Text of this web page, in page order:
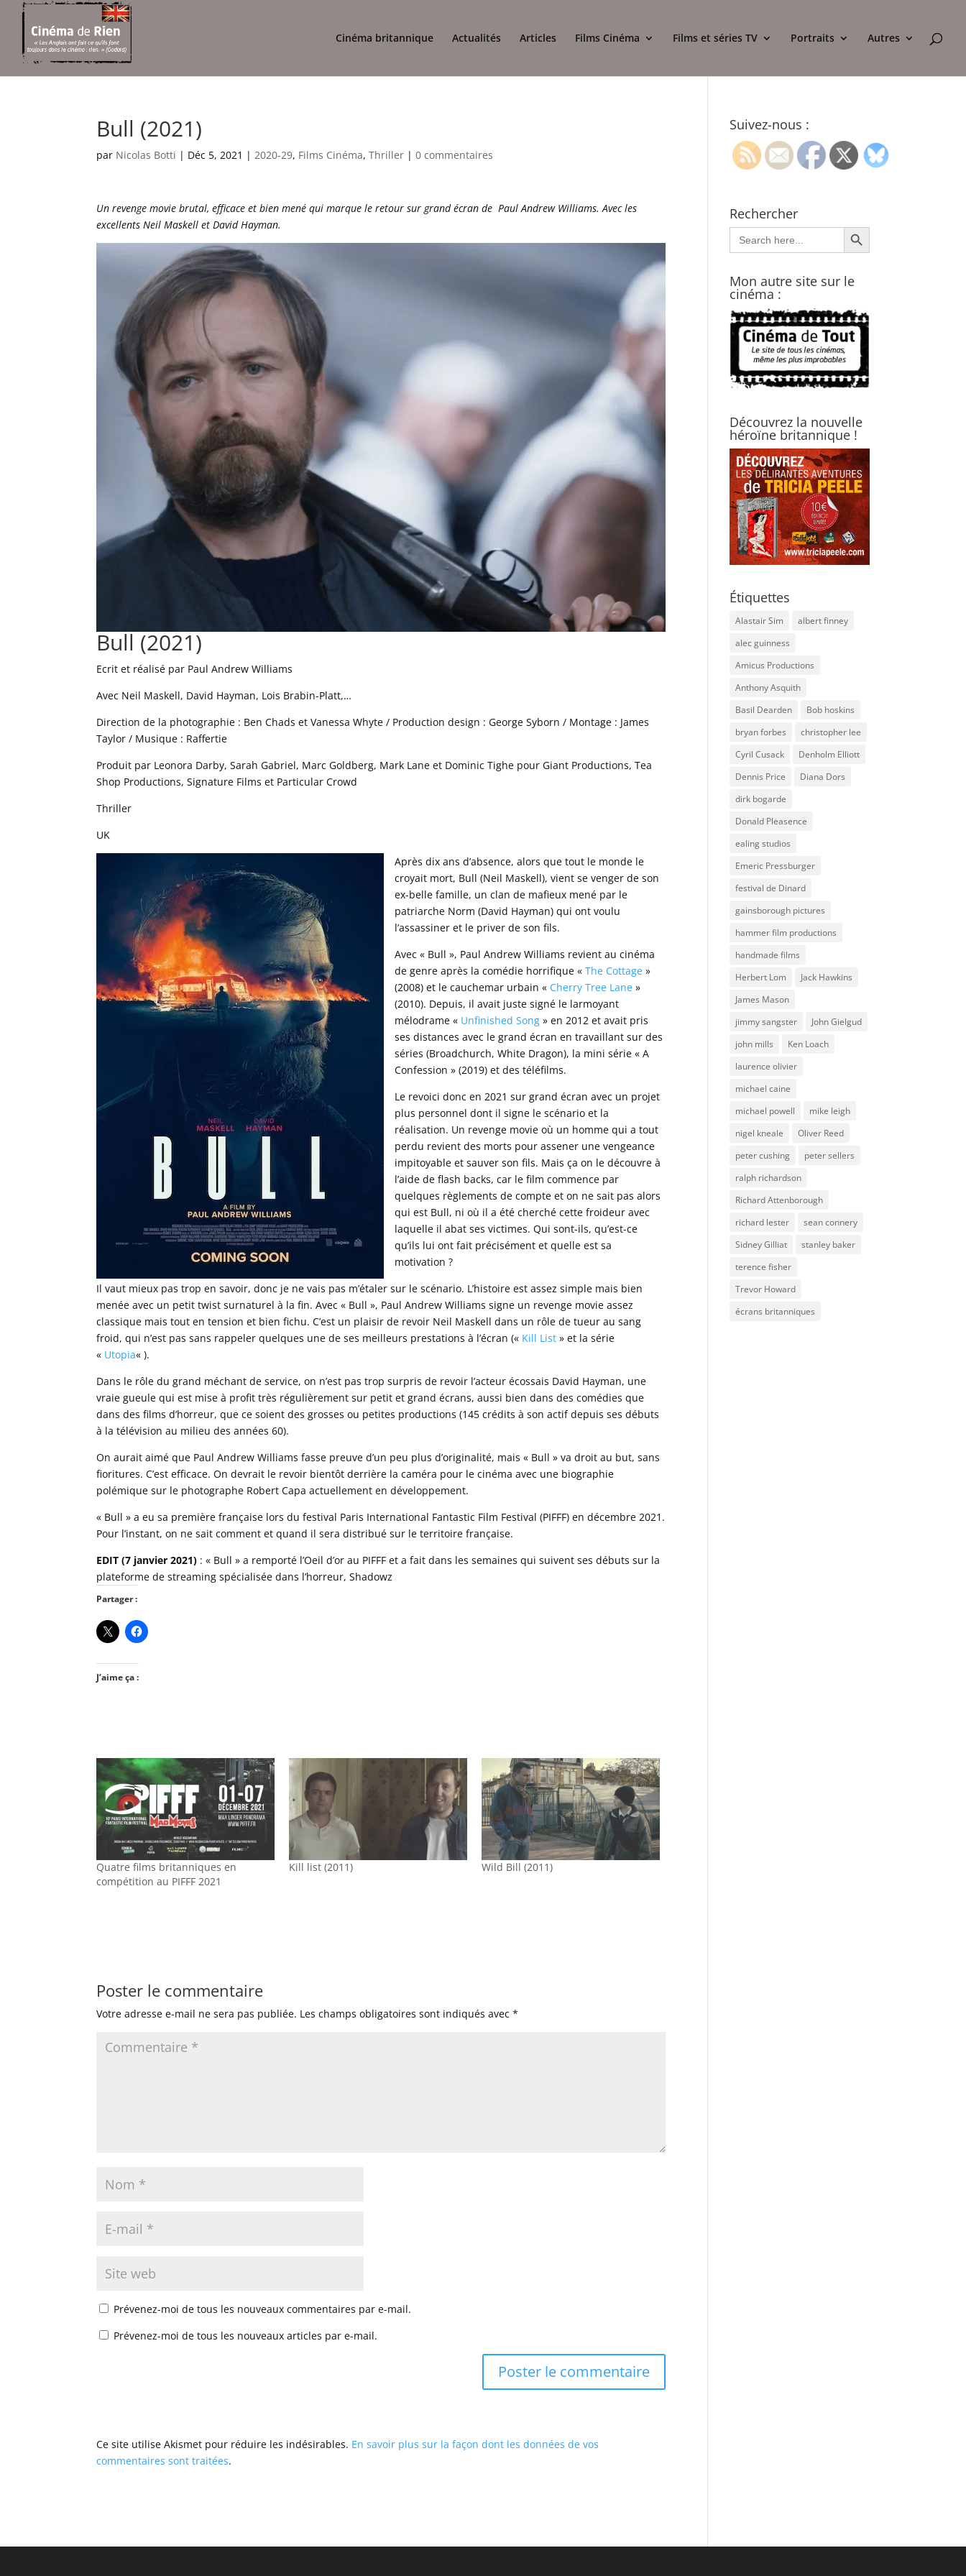
Cinéma britannique Actualités Articles Films Cinéma Films et séries TV Portraits Autres
Bull (2021)
par Nicolas Botti | Déc 5, 2021 |2020-29, Films Cinéma,Thriller |0 commentaires
Un revenge movie brutal, efficace et bien mené qui marque le retour sur grand écran de Paul Andrew Williams. Avec les
excellents Neil Maskell et David Hayman.
Bull (2021)
Ecrit et réalisé par Paul Andrew Williams
Avec Neil Maskell, David Hayman, Lois Brabin-Platt,…
Direction de la photographie : Ben Chads et Vanessa Whyte / Production design : George Syborn / Montage : James
Taylor / Musique : Raffertie
Produit par Leonora Darby, Sarah Gabriel, Marc Goldberg, Mark Lane et Dominic Tighe pour Giant Productions, Tea
Shop Productions, Signature Films et Particular Crowd
Thriller
UK
Après dix ans d’absence, alors que tout le monde le
croyait mort, Bull (Neil Maskell), vient se venger de son
ex-belle famille, un clan de mafieux mené par le
patriarche Norm (David Hayman) qui ont voulu
l’assassiner et le priver de son fils.
Avec « Bull », Paul Andrew Williams revient au cinéma
de genre après la comédie horrifique «The Cottage »
(2008) et le cauchemar urbain « Cherry Tree Lane »
(2010). Depuis, il avait juste signé le larmoyant
mélodrame « Unfinished Song » en 2012 et avait pris
ses distances avec le grand écran en travaillant sur des
séries (Broadchurch, White Dragon), la mini série « A
Confession » (2019) et des téléfilms.
Le revoici donc en 2021 sur grand écran avec un projet
plus personnel dont il signe le scénario et la
réalisation. Un revenge movie où un homme qui a tout
perdu revient des morts pour assener une vengeance
impitoyable et sauver son fils. Mais ça on le découvre à
l’aide de flash backs, car le film commence par
quelques règlements de compte et on ne sait pas alors
qui est Bull, ni où il a été cherché cette froideur avec
laquelle il abat ses victimes. Qui sont-ils, qu’est-ce
qu’ils lui ont fait précisément et quelle est sa
motivation ?
Il vaut mieux pas trop en savoir, donc je ne vais pas m’étaler sur le scénario. L’histoire est assez simple mais bien
menée avec un petit twist surnaturel à la fin. Avec « Bull », Paul Andrew Williams signe un revenge movie assez
classique mais tout en tension et bien fichu. C’est un plaisir de revoir Neil Maskell dans un rôle de tueur au sang
froid, qui n’est pas sans rappeler quelques une de ses meilleurs prestations à l’écran (« Kill List » et la série
« Utopia« ).
Dans le rôle du grand méchant de service, on n’est pas trop surpris de revoir l’acteur écossais David Hayman, une
vraie gueule qui est mise à profit très régulièrement sur petit et grand écrans, aussi bien dans des comédies que
dans des films d’horreur, que ce soient des grosses ou petites productions (145 crédits à son actif depuis ses débuts
à la télévision au milieu des années 60).
On aurait aimé que Paul Andrew Williams fasse preuve d’un peu plus d’originalité, mais « Bull » va droit au but, sans
fioritures. C’est efficace. On devrait le revoir bientôt derrière la caméra pour le cinéma avec une biographie
polémique sur le photographe Robert Capa actuellement en développement.
« Bull » a eu sa première française lors du festival Paris International Fantastic Film Festival (PIFFF) en décembre 2021.
Pour l’instant, on ne sait comment et quand il sera distribué sur le territoire française.
EDIT (7 janvier 2021) : « Bull » a remporté l’Oeil d’or au PIFFF et a fait dans les semaines qui suivent ses débuts sur la
plateforme de streaming spécialisée dans l’horreur, Shadowz
Partager :
J’aime ça :
Quatre films britanniques en
compétition au PIFFF 2021
Kill list (2011) Wild Bill (2011)
Poster le commentaire
Votre adresse e-mail ne sera pas publiée. Les champs obligatoires sont indiqués avec*
Prévenez-moi de tous les nouveaux commentaires par e-mail.
Prévenez-moi de tous les nouveaux articles par e-mail.
Ce site utilise Akismet pour réduire les indésirables. En savoir plus sur la façon dont les données de vos
commentaires sont traitées.
Suivez-nous :
Rechercher
Search
for:
Search Button
Mon autre site sur le
cinéma :
Découvrez la nouvelle
héroïne britannique !
Étiquettes
Alastair Sim
albert finney
alec guinness
Amicus Productions
Anthony Asquith
Basil Dearden
Bob hoskins
bryan forbes
christopher lee
Cyril Cusack
Denholm Elliott
Dennis Price
Diana Dors
dirk bogarde
Donald Pleasence
ealing studios
Emeric Pressburger
festival de Dinard
gainsborough pictures
hammer film productions
handmade films
Herbert Lom
Jack Hawkins
James Mason
jimmy sangster
John Gielgud
john mills
Ken Loach
laurence olivier
michael caine
michael powell
mike leigh
nigel kneale
Oliver Reed
peter cushing
peter sellers
ralph richardson
Richard Attenborough
richard lester
sean connery
Sidney Gilliat
stanley baker
terence fisher
Trevor Howard
écrans britanniques